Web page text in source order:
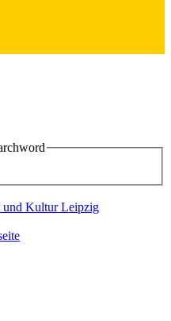
und Kultur Leipzig